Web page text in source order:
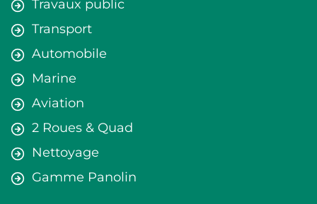
Travaux public
Transport
Automobile
Marine
Aviation
2 Roues & Quad
Nettoyage
Gamme Panolin